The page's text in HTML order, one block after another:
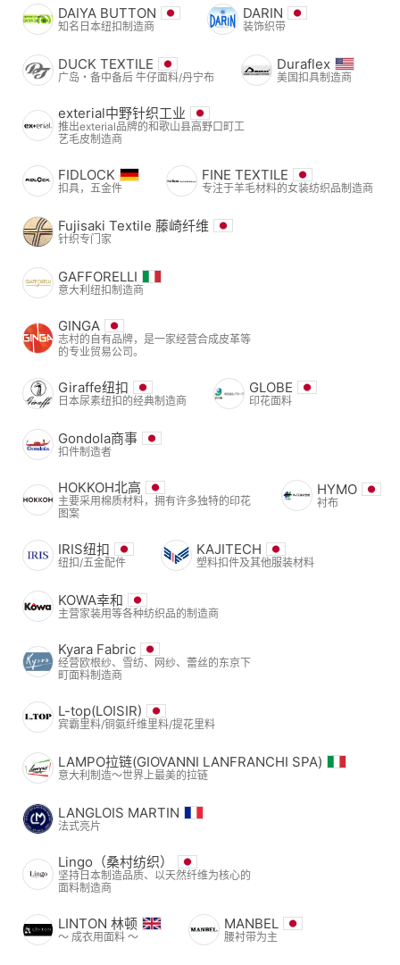
DAIYA BUTTON
知名日本纽扣制造商
DARIN
装饰织带
DUCK TEXTILE
广岛・备中备后 牛仔面料/丹宁布
Duraflex
美国扣具制造商
exterial中野针织工业
推出exterial品牌的和歌山县高野口町工
艺毛皮制造商
FIDLOCK
扣具，五金件
FINE TEXTILE
专注于羊毛材料的女装纺织品制造商
Fujisaki Textile 藤崎纤维
针织专门家
GAFFORELLI
意大利纽扣制造商
GINGA
志村的自有品牌，是一家经营合成皮革等
的专业贸易公司。
Giraffe纽扣
日本尿素纽扣的经典制造商
GLOBE
印花面料
Gondola商事
扣件制造者
HOKKOH北高
主要采用棉质材料，拥有许多独特的印花
图案
HYMO
衬布
IRIS纽扣
纽扣/五金配件
KAJITECH
塑料扣件及其他服装材料
KOWA幸和
主营家装用等各种纺织品的制造商
Kyara Fabric
经营欧根纱、雪纺、网纱、蕾丝的东京下
町面料制造商
L-top(LOISIR)
宾霸里料/铜氨纤维里料/提花里料
LAMPO拉链(GIOVANNI LANFRANCHI SPA)
意大利制造～世界上最美的拉链
LANGLOIS MARTIN
法式亮片
Lingo（桑村纺织）
坚持日本制造品质、以天然纤维为核心的
面料制造商
LINTON 林顿
〜 成衣用面料 〜
MANBEL
腰衬带为主